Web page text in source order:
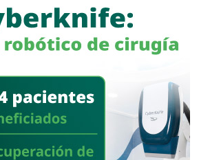
explicado el proceso de
conductores en una situación de
contar con las condiciones legales
estatal.
que no cumple con lo que las leyes